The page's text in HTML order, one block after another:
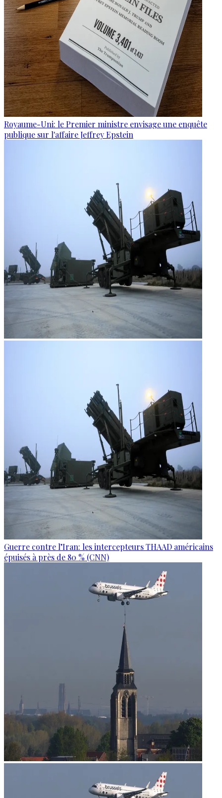
Royaume-Uni: le Premier ministre envisage une enquête
publique sur l'affaire Jeffrey Epstein
Guerre contre l’Iran: les intercepteurs THAAD américains
épuisés à près de 80 % (CNN)